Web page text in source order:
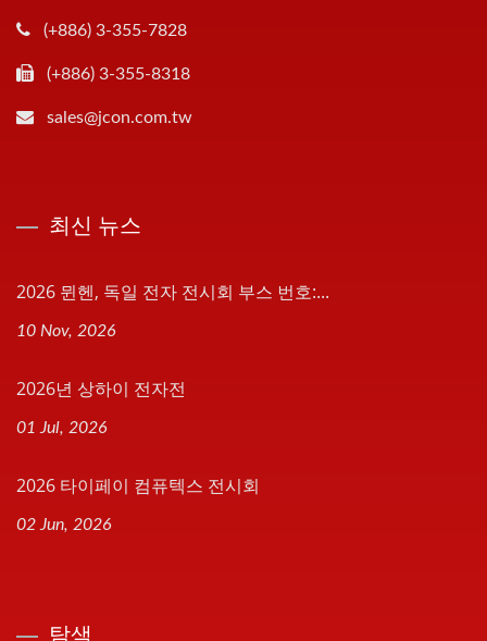
(+886) 3-355-7828
(+886) 3-355-8318
sales@jcon.com.tw
최신 뉴스
2026 뮌헨, 독일 전자 전시회 부스 번호:...
10 Nov, 2026
2026년 상하이 전자전
01 Jul, 2026
2026 타이페이 컴퓨텍스 전시회
02 Jun, 2026
탐색